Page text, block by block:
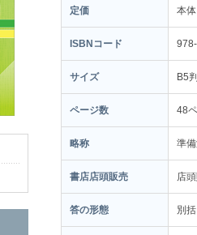
定価 本
ISBNコード
サイズ B5
ページ数 48
略称 準
書店店頭販売 店
答の形態 別